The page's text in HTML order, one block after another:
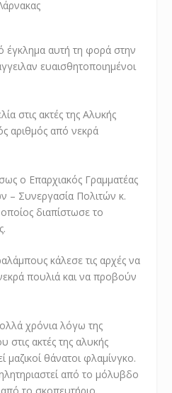
έγκλημα αυτή τη φορά στην
ευαισθητοποιημένοι
στις ακτές της Αλυκής
αριθμός από νεκρά
ο Επαρχιακός Γραμματέας
– Συνεργασία Πολιτών κ.
διαπίστωσε το
κάλεσε τις αρχές να
πουλιά και να προβούν
χρόνια λόγω της
στις ακτές της αλυκής
μαζικοί θάνατοι φλαμίνγκο.
από το μόλυβδο
το σκοπευτήριο.